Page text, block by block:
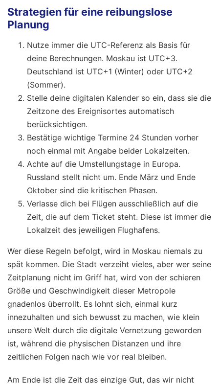
Strategien für eine reibungslose
Planung
Nutze immer die UTC-Referenz als Basis für
deine Berechnungen. Moskau ist UTC+3.
Deutschland ist UTC+1 (Winter) oder UTC+2
(Sommer).
Stelle deine digitalen Kalender so ein, dass sie die
Zeitzone des Ereignisortes automatisch
berücksichtigen.
Bestätige wichtige Termine 24 Stunden vorher
noch einmal mit Angabe beider Lokalzeiten.
Achte auf die Umstellungstage in Europa.
Russland stellt nicht um. Ende März und Ende
Oktober sind die kritischen Phasen.
Verlasse dich bei Flügen ausschließlich auf die
Zeit, die auf dem Ticket steht. Diese ist immer die
Lokalzeit des jeweiligen Flughafens.
Wer diese Regeln befolgt, wird in Moskau niemals zu
spät kommen. Die Stadt verzeiht vieles, aber wer seine
Zeitplanung nicht im Griff hat, wird von der schieren
Größe und Geschwindigkeit dieser Metropole
gnadenlos überrollt. Es lohnt sich, einmal kurz
innezuhalten und sich bewusst zu machen, wie klein
unsere Welt durch die digitale Vernetzung geworden
ist, während die physischen Distanzen und ihre
zeitlichen Folgen nach wie vor real bleiben.
Am Ende ist die Zeit das einzige Gut, das wir nicht